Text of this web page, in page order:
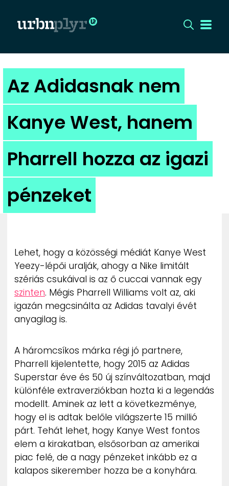
CÍMLAP
DIZÁJN
DIVAT
HIP
KULT
UTCA
ZENE
MÉDIAAJÁNLAT
IMPRESSZUM
PR-ARCHÍVUM
ADATKEZELÉSI TÁJÉKOZTATÓ
Az Adidasnak nem
Kanye West, hanem
Pharrell hozza az igazi
pénzeket
Lehet, hogy a közösségi médiát Kanye West
Yeezy-lépői uralják, ahogy a Nike limitált
szériás csukáival is az ő cuccai vannak egy
szinten. Mégis Pharrell Williams volt az, aki
igazán megcsinálta az Adidas tavalyi évét
anyagilag is.
A háromcsíkos márka régi jó partnere,
Pharrell kijelentette, hogy 2015 az Adidas
Superstar éve és 50 új színváltozatban, majd
különféle extraverziókban hozta ki a legendás
modellt. Aminek az lett a következménye,
hogy el is adtak belőle világszerte 15 millió
párt. Tehát lehet, hogy Kanye West fontos
elem a kirakatban, elsősorban az amerikai
piac felé, de a nagy pénzeket inkább ez a
kalapos sikerember hozza be a konyhára.